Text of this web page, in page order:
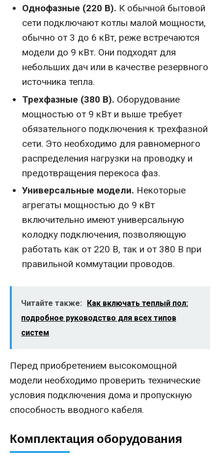
Однофазные (220 В). К обычной бытовой
сети подключают котлы малой мощности,
обычно от 3 до 6 кВт, реже встречаются
модели до 9 кВт. Они подходят для
небольших дач или в качестве резервного
источника тепла.
Трехфазные (380 В). Оборудование
мощностью от 9 кВт и выше требует
обязательного подключения к трехфазной
сети. Это необходимо для равномерного
распределения нагрузки на проводку и
предотвращения перекоса фаз.
Универсальные модели. Некоторые
агрегаты мощностью до 9 кВт
включительно имеют универсальную
колодку подключения, позволяющую
работать как от 220 В, так и от 380 В при
правильной коммутации проводов.
Читайте также:
Как включать теплый пол:
подробное руководство для всех типов
систем
Перед приобретением высокомощной
модели необходимо проверить технические
условия подключения дома и пропускную
способность вводного кабеля.
Комплектация оборудования